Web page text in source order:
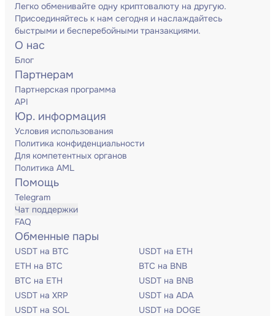
Легко обменивайте одну криптовалюту на другую.
Присоединяйтесь к нам сегодня и наслаждайтесь
быстрыми и бесперебойными транзакциями.
О нас
Блог
Партнерам
Партнерская программа
API
Юр. информация
Условия использования
Политика конфиденциальности
Для компетентных органов
Политика AML
Помощь
Telegram
Чат поддержки
FAQ
Обменные пары
USDT на BTC
USDT на ETH
ETH на BTC
BTC на BNB
BTC на ETH
USDT на BNB
USDT на XRP
USDT на ADA
USDT на SOL
USDT на DOGE